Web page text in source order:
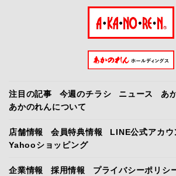
注目の記事 今週のチラシ ニュース
あ
あかのれんについて
店舗情報 会員特典情報 LINE公式アカウ
Yahooショッピング
企業情報 採用情報 プライバシーポリシ